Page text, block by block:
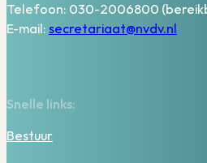
Telefoon: 030-2006800
E-mail: secretariaat@nvdv.nl
Snelle links:
Bestuur